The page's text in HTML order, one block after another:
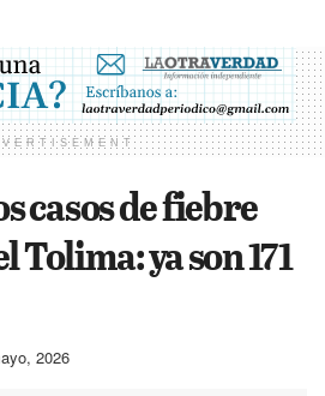
casos de fiebre
ya son 171
2026